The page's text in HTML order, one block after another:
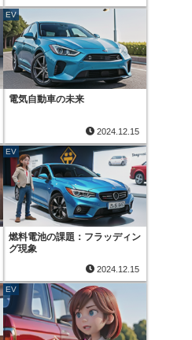
EV
電気自動車の未来
2024.12.15
EV
燃料電池の課題：フラッディン
グ現象
2024.12.15
EV